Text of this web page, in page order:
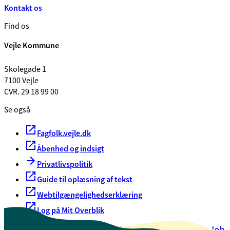
Kontakt os
Find os
Vejle Kommune
Skolegade 1
7100 Vejle
CVR. 29 18 99 00
Se også
Fagfolk.vejle.dk
Åbenhed og indsigt
Privatlivspolitik
Guide til oplæsning af tekst
Webtilgængelighedserklæring
Log på Mit Overblik